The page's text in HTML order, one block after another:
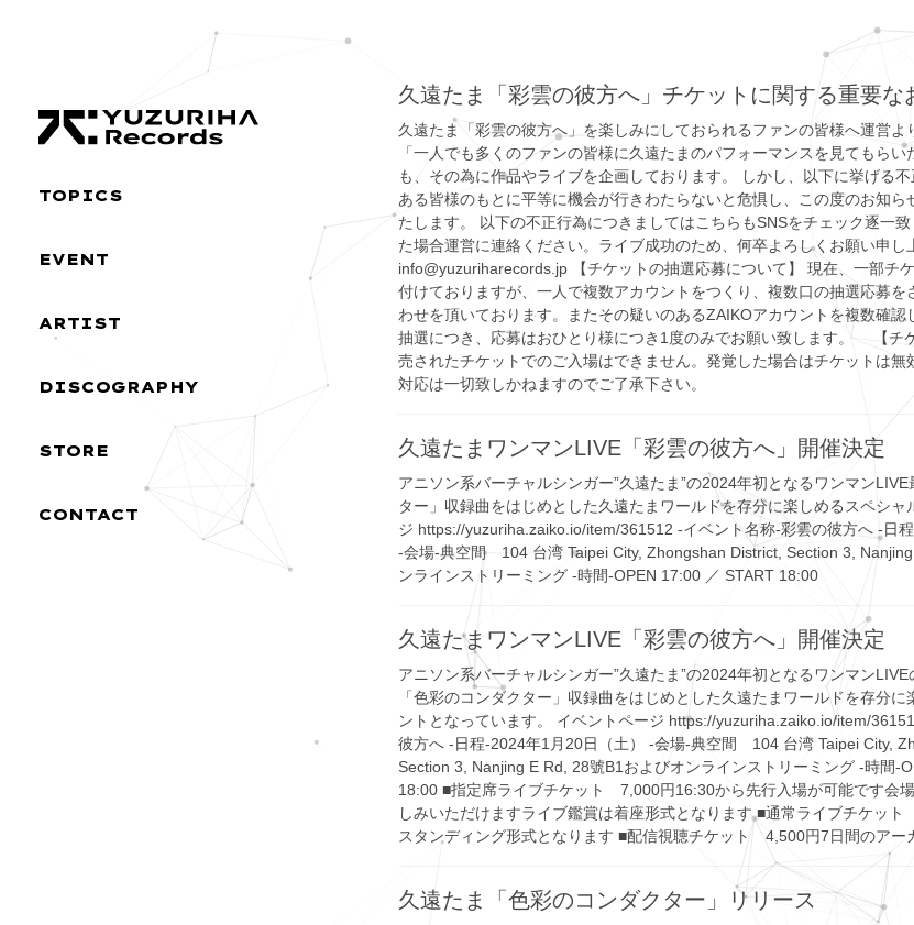
久遠たま「彩雲の彼方へ」チケットに関する重要な
久遠たま「彩雲の彼方へ」を楽しみにしておられるファンの皆様へ運営よ
「一人でも多くのファンの皆様に久遠たまのパフォーマンスを見てもらい
も、その為に作品やライブを企画しております。 しかし、以下に挙げる
ある皆様のもとに平等に機会が行きわたらないと危惧し、この度のお知ら
たします。 以下の不正行為につきましてはこちらもSNSをチェック逐一
た場合運営に連絡ください。ライブ成功のため、何卒よろしくお願い申
info@yuzuriharecords.jp 【チケットの抽選応募について】 現在、一部チ
付けておりますが、一人で複数アカウントをつくり、複数口の抽選応募を
わせを頂いております。またその疑いのあるZAIKOアカウントを複数確認
抽選につき、応募はおひとり様につき1度のみでお願い致します。 【チ
売されたチケットでのご入場はできません。発覚した場合はチケットは無
対応は一切致しかねますのでご了承下さい。
久遠たまワンマンLIVE「彩雲の彼方へ」開催決定
アニソン系バーチャルシンガー”久遠たま”の2024年初となるワンマン
ター」収録曲をはじめとした久遠たまワールドを存分に楽しめるスペシャ
ジ https://yuzuriha.zaiko.io/item/361512 -イベント名称-彩雲の彼方へ -日程
-会場-典空間 104 台湾 Taipei City, Zhongshan District, Section 3,
ンラインストリーミング -時間-OPEN 17:00 ／ START 18:00
久遠たまワンマンLIVE「彩雲の彼方へ」開催決定
アニソン系バーチャルシンガー”久遠たま”の2024年初となるワンマン
「色彩のコンダクター」収録曲をはじめとした久遠たまワールドを存分
ントとなっています。 イベントページ https://yuzuriha.zaiko.io/item/
彼方へ -日程-2024年1月20日（土） -会場-典空間 104 台湾 Taipei City,
Section 3, Nanjing E Rd, 28號B1およびオンラインストリーミング -時間-
18:00 ■指定席ライブチケット 7,000円16:30から先行入場が可能です会
しみいただけますライブ鑑賞は着座形式となります ■通常ライブチケッ
スタンディング形式となります ■配信視聴チケット 4,500円7日間のアー
久遠たま「色彩のコンダクター」リリース
TOPICS
EVENT
ARTIST
DISCOGRAPHY
STORE
CONTACT